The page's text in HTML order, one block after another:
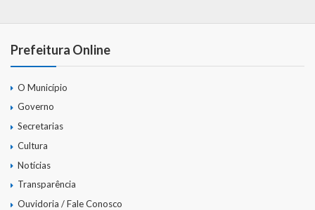
Prefeitura Online
O Município
Governo
Secretarias
Cultura
Notícias
Transparência
Ouvidoria / Fale Conosco